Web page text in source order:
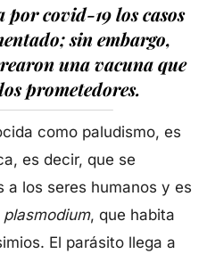
covid-19 los casos
sin embargo,
una vacuna que
prometedores.
como paludismo, es
es decir, que se
a los seres humanos y es
plasmodium, que habita
El parásito llega a